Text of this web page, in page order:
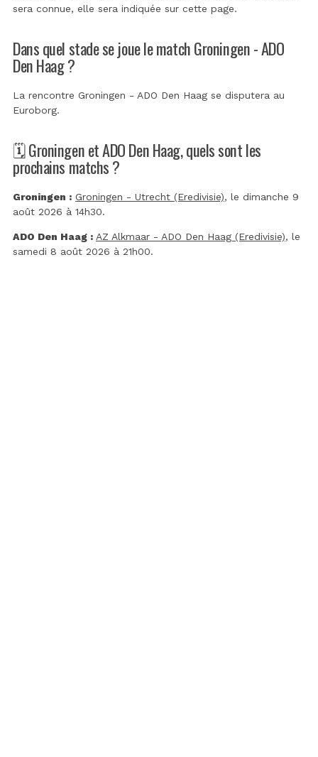
sera connue, elle sera indiquée sur cette page.
Dans quel stade se joue le match Groningen - ADO
Den Haag ?
La rencontre Groningen - ADO Den Haag se disputera au
Euroborg.
🗓️ Groningen et ADO Den Haag, quels sont les
prochains matchs ?
Groningen : Groningen - Utrecht (Eredivisie), le dimanche 9
août 2026 à 14h30.
ADO Den Haag : AZ Alkmaar - ADO Den Haag (Eredivisie), le
samedi 8 août 2026 à 21h00.